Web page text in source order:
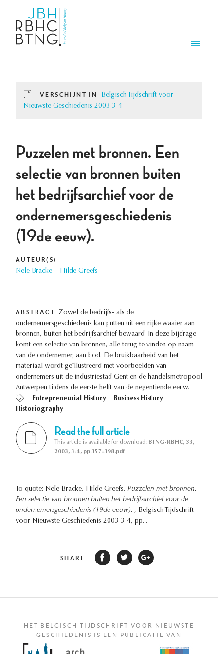
VERSCHIJNT IN
Belgisch Tijdschrift voor
Nieuwste Geschiedenis 2003 3-4
Puzzelen met bronnen. Een
selectie van bronnen buiten
het bedrijfsarchief voor de
ondernemersgeschiedenis
(19de eeuw).
AUTEUR(S)
Nele Bracke Hilde Greefs
ABSTRACT
Zowel de bedrijfs- als de
ondernemersgeschiedenis kan putten uit een rijke waaier aan
bronnen, buiten het bedrijfsarchief bewaard. In deze bijdrage
komt een selectie van bronnen, alle terug te vinden op naam
van de ondernemer, aan bod. De bruikbaarheid van het
materiaal wordt geïllustreerd met voorbeelden van
ondernemers uit de industriestad Gent en de handelsmetropool
Antwerpen tijdens de eerste helft van de negentiende eeuw.
Entrepreneurial History
Business History
Historiography
Read the full article
This article is available for download: BTNG-RBHC, 33,
2003, 3-4, pp 357-398.pdf
To quote: Nele Bracke, Hilde Greefs, Puzzelen met bronnen.
Een selectie van bronnen buiten het bedrijfsarchief voor de
ondernemersgeschiedenis (19de eeuw). , Belgisch Tijdschrift
voor Nieuwste Geschiedenis 2003 3-4, pp. .
SHARE
HET BELGISCH TIJDSCHRIFT VOOR NIEUWSTE
GESCHIEDENIS IS EEN PUBLICATIE VAN